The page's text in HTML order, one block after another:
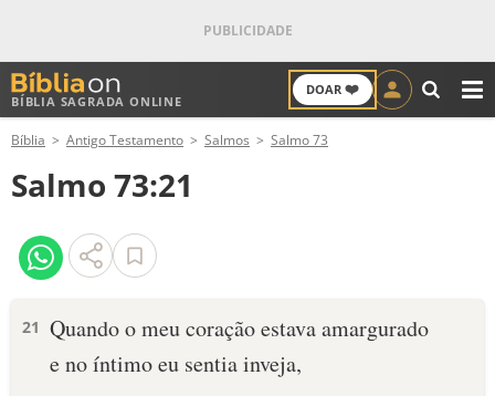
BÍBLIA SAGRADA ONLINE
DOAR ❤️
ANTIGO TESTAMENTO
NOVO TESTAMENTO
VERSÍCULOS
PALAVRA DO DIA
Bíblia Antigo Testamento Salmos Salmo 73
Salmo 73:21
21 Quando o meu coração estava amargurado
e no íntimo eu sentia inveja,